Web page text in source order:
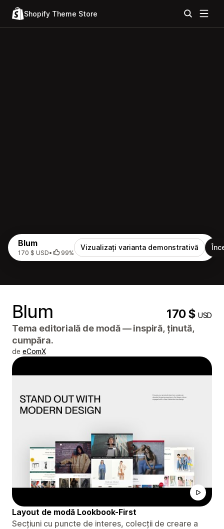
Shopify Theme Store
Blum
170 $ USD• 99%
Vizualizați varianta demonstrativă
Blum 170 $USD
Tema editorială de modă — inspiră, ținută,
cumpăra.
de eComX
Layout de modă Lookbook-First
Secțiuni cu puncte de interes, colecții de creare a